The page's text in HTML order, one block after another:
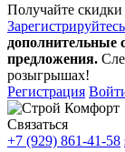
Получайте
Зарегистрируйтесь
дополнительные
предложения.
розыгрышах!
Регистрация
Связаться
+7 (929) 861-41-58